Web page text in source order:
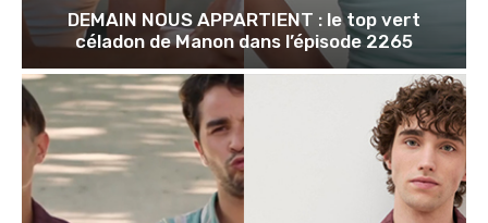
DEMAIN NOUS APPARTIENT : le top vert
céladon de Manon dans l’épisode 2265